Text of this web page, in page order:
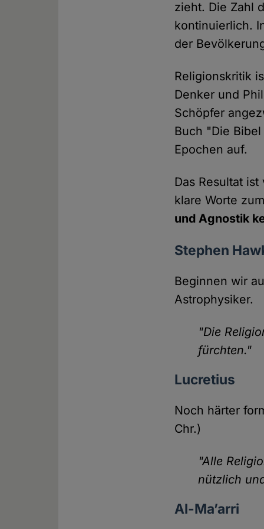
zieht. Die Zahl
kontinuierlich.
der
Religionskritik
Denker und
Schöpfer
Buch "Die
Epochen auf.
Das Resultat
klare Worte
und Agnostik
Stephen
Beginnen wir
Astrophysiker.
"Die
fürchten."
Lucretius
Noch härter
Chr.)
"Alle
nützlich
Al-Ma’arri